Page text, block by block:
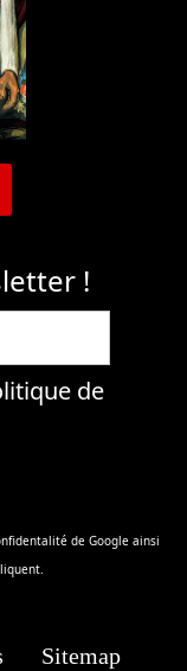
!
de
de Google ainsi
Sitemap